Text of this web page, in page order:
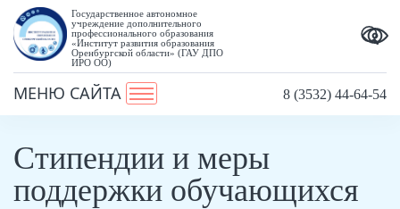
Государственное автономное
учреждение дополнительного
профессионального образования
«Институт развития образования
Оренбургской области» (ГАУ ДПО
ИРО ОО)
МЕНЮ САЙТА 8 (3532) 44-64-54
Стипендии и меры
поддержки обучающихся